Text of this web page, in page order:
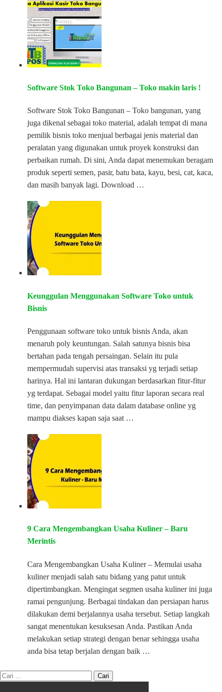
Software Stok Toko Bangunan – Toko makin laris !
Software Stok Toko Bangunan – Toko bangunan, yang
juga dikenal sebagai toko material, adalah tempat di mana
pemilik bisnis toko menjual berbagai jenis material dan
peralatan yang digunakan untuk proyek konstruksi dan
perbaikan rumah. Di sini, Anda dapat menemukan beragam
produk seperti semen, pasir, batu bata, kayu, besi, cat, kaca,
dan masih banyak lagi. Download …
Keunggulan Menggunakan Software Toko untuk
Bisnis
Penggunaan software toko untuk bisnis Anda, akan
menaruh poly keuntungan. Salah satunya bisnis bisa
bertahan pada tengah persaingan. Selain itu pula
mempermudah supervisi atas transaksi yg terjadi setiap
harinya. Hal ini lantaran dukungan berdasarkan fitur-fitur
yg terdapat. Sebagai model yaitu fitur laporan secara real
time, dan penyimpanan data dalam database online yg
mampu diakses kapan saja saat …
9 Cara Mengembangkan Usaha Kuliner – Baru
Merintis
Cara Mengembangkan Usaha Kuliner – Memulai usaha
kuliner menjadi salah satu bidang yang patut untuk
dipertimbangkan. Mengingat segmen usaha kuliner ini juga
ramai pengunjung. Berbagai tindakan dan persiapan harus
dilakukan demi berjalannya usaha tersebut. Setiap langkah
sangat menentukan kesuksesan Anda. Pastikan Anda
melakukan setiap strategi dengan benar sehingga usaha
anda bisa tetap berjalan dengan baik …